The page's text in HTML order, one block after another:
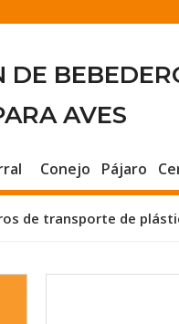
DE
AVES
Conejo Pájaro
de transporte de